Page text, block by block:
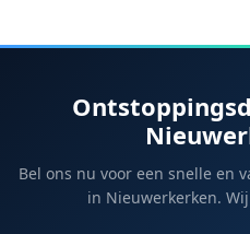
Bel ons nu voor een snelle en
in Nieuwerkerken.